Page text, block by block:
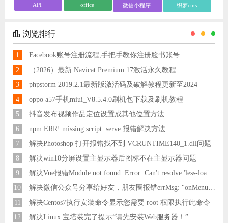
API office 微信小程序 织梦cms
浏览排行
1
Facebook账号注册流程,手把手教你注册脸书账号
2
（2026）最新 Navicat Premium 17激活永久教程
3
phpstorm 2019.2.1最新版激活码及破解教程更新至2024
4
oppo a57手机miui_V8.5.4.0刷机包下载及刷机教程
5
抖音发布视频作品定位设置成其他位置方法
6
npm ERR! missing script: serve 报错解决方法
7
解决Photoshop 打开报错找不到 VCRUNTIME140_1.dll问题
8
解决win10分屏设置主显示器后图标不在主显示器问题
9
解决Vue报错Module not found: Error: Can't resolve 'less-loader' in 'C:\Users\Hm\Desktop\vue\vue_shop'问题
10
解决微信公众号分享给好友，朋友圈报错errMsg: "onMenuShareAppMessage:fail, the permission value is offline verifying"
11
解决Centos7执行安装命令显示您需要 root 权限执行此命令
12
解决Linux 宝塔装完了提示“请先安装Web服务器！”